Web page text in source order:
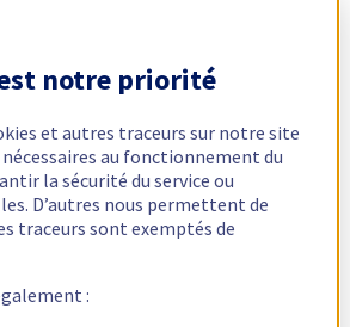
notre priorité
et autres traceurs sur notre site
au fonctionnement du
la sécurité du service ou
D’autres nous permettent de
traceurs sont exemptés de
: